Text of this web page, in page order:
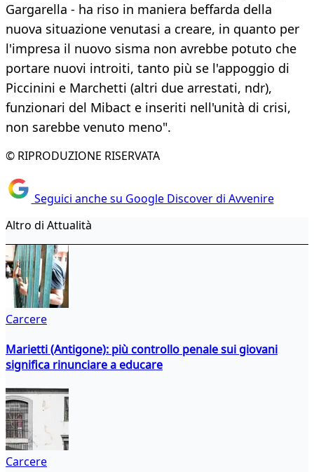
Gargarella - ha riso in maniera beffarda della
nuova situazione venutasi a creare, in quanto per
l'impresa il nuovo sisma non avrebbe potuto che
portare nuovi introiti, tanto più se l'appoggio di
Piccinini e Marchetti (altri due arrestati, ndr),
funzionari del Mibact e inseriti nell'unità di crisi,
non sarebbe venuto meno".
© RIPRODUZIONE RISERVATA
Seguici anche su Google Discover di Avvenire
Altro di Attualità
Carcere
Marietti (Antigone): più controllo penale sui giovani
significa rinunciare a educare
Carcere